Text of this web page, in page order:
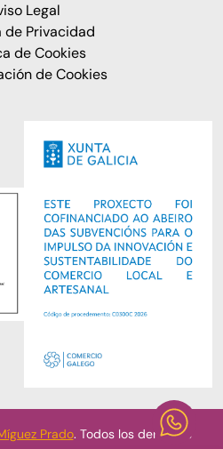
Legal
de Privacidad
de Cookies
de Cookies
Prado. Todos los derechos